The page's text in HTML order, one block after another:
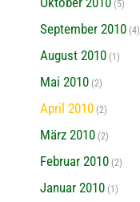
(5)
September 2010 (4)
August 2010 (1)
Mai 2010 (2)
April 2010 (2)
März 2010 (2)
Februar 2010 (2)
Januar 2010 (1)